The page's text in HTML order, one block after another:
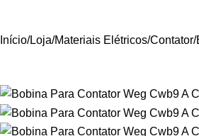
Início Loja Materiais Elétricos Contator